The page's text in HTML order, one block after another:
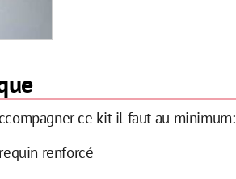
ce kit il faut au minimum:
renforcé